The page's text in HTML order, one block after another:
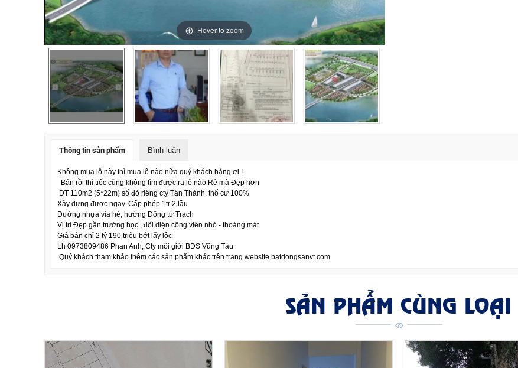
Hover to zoom
Thông tin sản phẩm Bình luận
Không mua lô này thì mua lô nào nữa quý khách hàng ơi !
Bán rồi thì tiếc cũng không tìm được ra lô nào Rẻ mà Đẹp hơn
DT 110m2 (5*22m) sổ đỏ riêng cty Tân Thành, thổ cư 100%
Xây dựng được ngay. Cấp phép 1tr 2 lầu
Đường nhựa vỉa hè, hướng Đông tứ Trạch
Vị trí Đẹp gần trường học , đối diện công viên nhỏ - thoáng mát
Giá bán chỉ 2 tỷ 190 triệu bớt lấy lộc
Lh 0973809486 Phan Anh, Cty môi giới BDS Vũng Tàu
Quý khách tham khảo thêm các sản phẩm khác trên trang website batdongsanvt.com
SẢN PHẨM CÙNG LOẠI